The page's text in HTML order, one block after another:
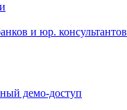
и юр. консультантов
демо-доступ